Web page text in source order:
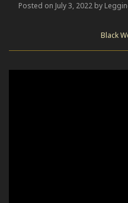
Posted on July 3, 2022 by
Black